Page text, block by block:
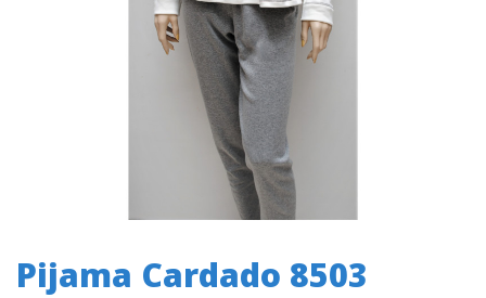
Pijama Cardado 8503